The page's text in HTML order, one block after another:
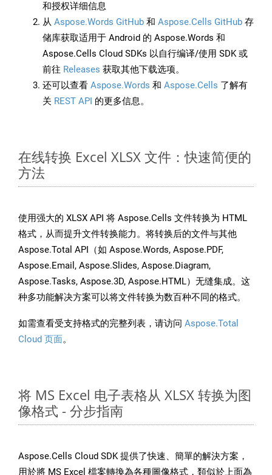
和授权详细信息
从 Aspose.Words GitHub 和 Aspose.Cells GitHub 存
储库获取适用于 Android 的 Aspose.Words 和
Aspose.Cells Cloud SDKs 以自行编译/使用 SDK 或
前往 Releases 获取其他下载选项。
还可以查看 Aspose.Words 和 Aspose.Cells 了解有
关 REST API 的更多信息。
在线转换 Excel XLSX 文件：快速简便的
方法
使用强大的 XLSX API 将 Aspose.Cells 文件转换为 HTML
格式，从而提升文件转换能力。将转换后的文件与其他
Aspose.Total API（如 Aspose.Words, Aspose.PDF,
Aspose.Email, Aspose.Slides, Aspose.Diagram,
Aspose.Tasks, Aspose.3D, Aspose.HTML）无缝集成。这
种多功能解决方案可以将文件转换为数百种不同的格式。
如需查看受支持格式的完整列表，请访问 Aspose.Total
Cloud 页面。
将 MS Excel 电子表格从 XLSX 转换为图
像格式 - 分步指南
Aspose.Cells Cloud SDK 提供了快速、簡單的解決方案，
用於將 MS Excel 檔案轉換為各種圖像格式，類似於上面為